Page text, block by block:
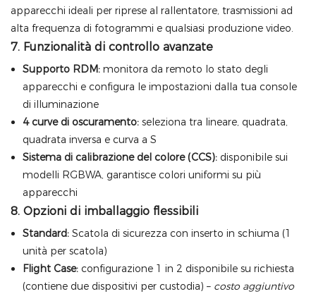
apparecchi ideali per riprese al rallentatore, trasmissioni ad
alta frequenza di fotogrammi e qualsiasi produzione video.
7. Funzionalità di controllo avanzate
Supporto RDM:monitora da remoto lo stato degli
apparecchi e configura le impostazioni dalla tua console
di illuminazione
4 curve di oscuramento:seleziona tra lineare, quadrata,
quadrata inversa e curva a S
Sistema di calibrazione del colore (CCS):disponibile sui
modelli RGBWA, garantisce colori uniformi su più
apparecchi
8. Opzioni di imballaggio flessibili
Standard:Scatola di sicurezza con inserto in schiuma (1
unità per scatola)
Flight Case:configurazione 1 in 2 disponibile su richiesta
(contiene due dispositivi per custodia) – costo aggiuntivo